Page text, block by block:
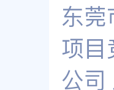
东
项目
公